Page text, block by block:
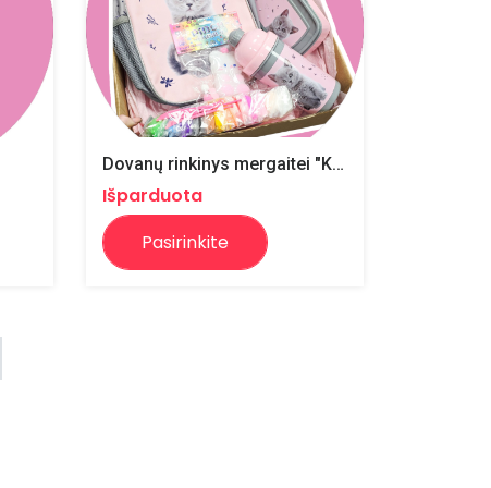
Dovanų rinkinys mergaitei "Kačiukai"
Išparduota
Pasirinkite